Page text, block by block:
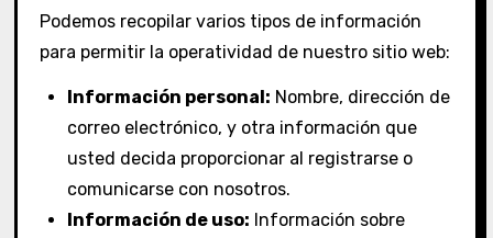
Podemos recopilar varios tipos de información
para permitir la operatividad de nuestro sitio web:
Información personal: Nombre, dirección de
correo electrónico, y otra información que
usted decida proporcionar al registrarse o
comunicarse con nosotros.
Información de uso: Información sobre